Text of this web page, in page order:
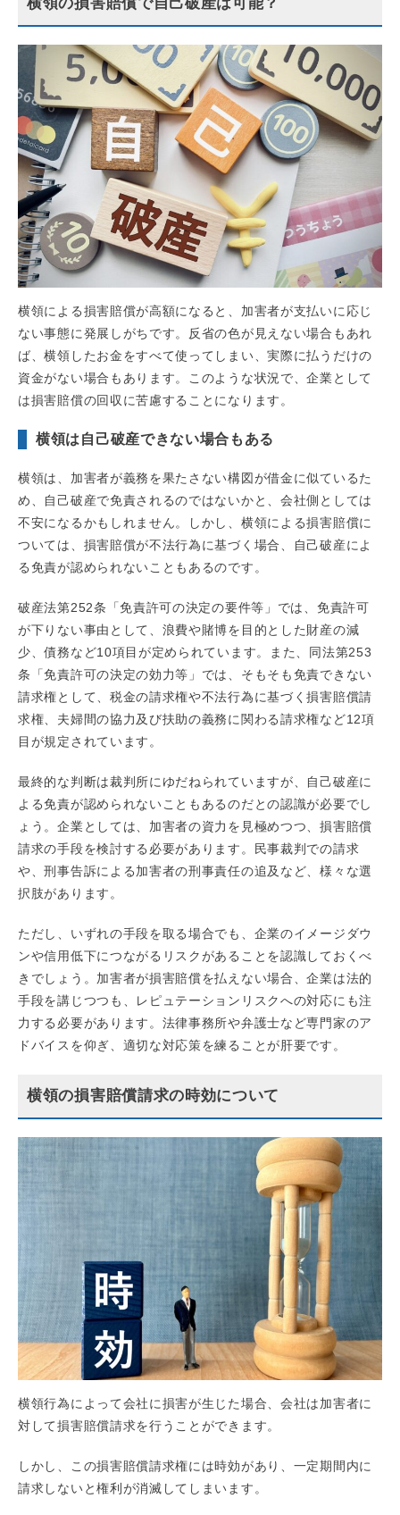
横領による損害賠償が高額になると、加害者が支払いに応じ
ない事態に発展しがちです。反省の色が見えない場合もあれ
ば、横領したお金をすべて使ってしまい、実際に払うだけの
資金がない場合もあります。このような状況で、企業として
は損害賠償の回収に苦慮することになります。
横領は自己破産できない場合もある
横領は、加害者が義務を果たさない構図が借金に似ているた
め、自己破産で免責されるのではないかと、会社側としては
不安になるかもしれません。しかし、横領による損害賠償に
ついては、損害賠償が不法行為に基づく場合、自己破産によ
る免責が認められないこともあるのです。
破産法第252条「免責許可の決定の要件等」では、免責許可
が下りない事由として、浪費や賭博を目的とした財産の減
少、債務など10項目が定められています。また、同法第253
条「免責許可の決定の効力等」では、そもそも免責できない
請求権として、税金の請求権や不法行為に基づく損害賠償請
求権、夫婦間の協力及び扶助の義務に関わる請求権など12項
目が規定されています。
最終的な判断は裁判所にゆだねられていますが、自己破産に
よる免責が認められないこともあるのだとの認識が必要でし
ょう。企業としては、加害者の資力を見極めつつ、損害賠償
請求の手段を検討する必要があります。民事裁判での請求
や、刑事告訴による加害者の刑事責任の追及など、様々な選
択肢があります。
ただし、いずれの手段を取る場合でも、企業のイメージダウ
ンや信用低下につながるリスクがあることを認識しておくべ
きでしょう。加害者が損害賠償を払えない場合、企業は法的
手段を講じつつも、レピュテーションリスクへの対応にも注
力する必要があります。法律事務所や弁護士など専門家のア
ドバイスを仰ぎ、適切な対応策を練ることが肝要です。
横領の損害賠償請求の時効について
横領行為によって会社に損害が生じた場合、会社は加害者に
対して損害賠償請求を行うことができます。
しかし、この損害賠償請求権には時効があり、一定期間内に
請求しないと権利が消滅してしまいます。